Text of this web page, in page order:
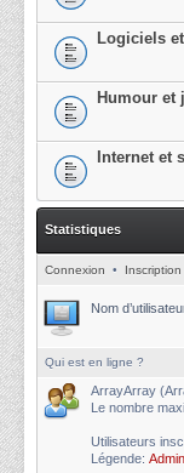
Logiciels
Humour et
Internet et
Statistiques
Connexion • Inscription
Nom
Qui est en ligne ?
ArrayArray
Le nombre
Utilisateurs
Légende: